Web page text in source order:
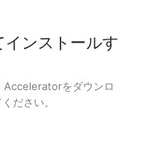
インストールす
Acceleratorをダウンロ
ださい。